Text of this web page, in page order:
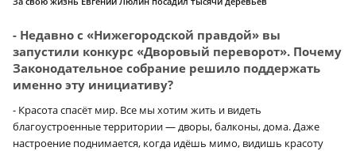
- Недавно с «Нижегородской правдой» вы
запустили конкурс «Дворовый переворот». Почему
Законодательное собрание решило поддержать
именно эту инициативу?
- Красота спасёт мир. Все мы хотим жить и видеть
благоустроенные территории — дворы, балконы, дома. Даже
настроение поднимается, когда идёшь мимо, видишь красоту